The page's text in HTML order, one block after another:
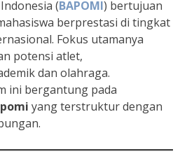
(BAPOMI) bertujuan
berprestasi di tingkat
Fokus utamanya
potensi atlet,
dan olahraga.
ini bergantung pada
yang terstruktur dengan